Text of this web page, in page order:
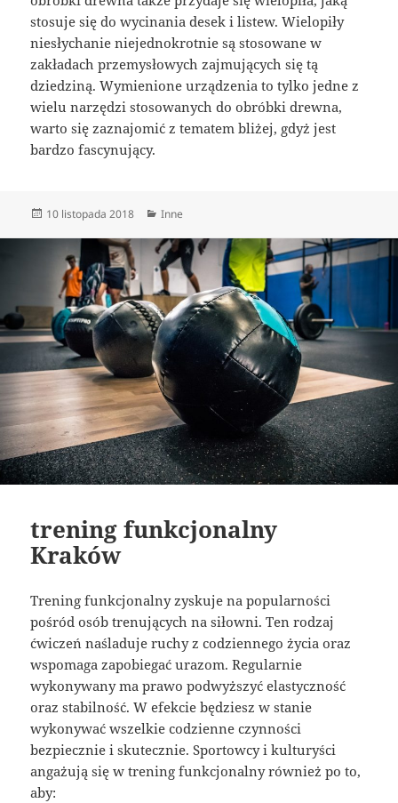
stosuje się do wycinania desek i listew. Wielopiły
niesłychanie niejednokrotnie są stosowane w
zakładach przemysłowych zajmujących się tą
dziedziną. Wymienione urządzenia to tylko jedne z
wielu narzędzi stosowanych do obróbki drewna,
warto się zaznajomić z tematem bliżej, gdyż jest
bardzo fascynujący.
Data
10 listopada 2018 Kategorie
Inne
trening funkcjonalny
Kraków
Trening funkcjonalny zyskuje na popularności
pośród osób trenujących na siłowni. Ten rodzaj
ćwiczeń naśladuje ruchy z codziennego życia oraz
wspomaga zapobiegać urazom. Regularnie
wykonywany ma prawo podwyższyć elastyczność
oraz stabilność. W efekcie będziesz w stanie
wykonywać wszelkie codzienne czynności
bezpiecznie i skutecznie. Sportowcy i kulturyści
angażują się w trening funkcjonalny również po to,
aby: